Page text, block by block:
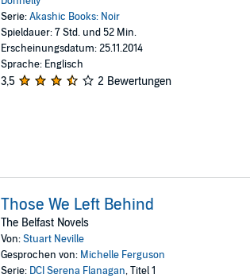
Serie:Akashic Books: Noir
Spieldauer: 7 Std. und 52 Min.
Erscheinungsdatum: 25.11.2014
Sprache: Englisch
3,5 2 Bewertungen
Those We Left Behind
The Belfast Novels
Von:Stuart Neville
Gesprochen von: Michelle Ferguson
Serie: DCI Serena Flanagan, Titel 1